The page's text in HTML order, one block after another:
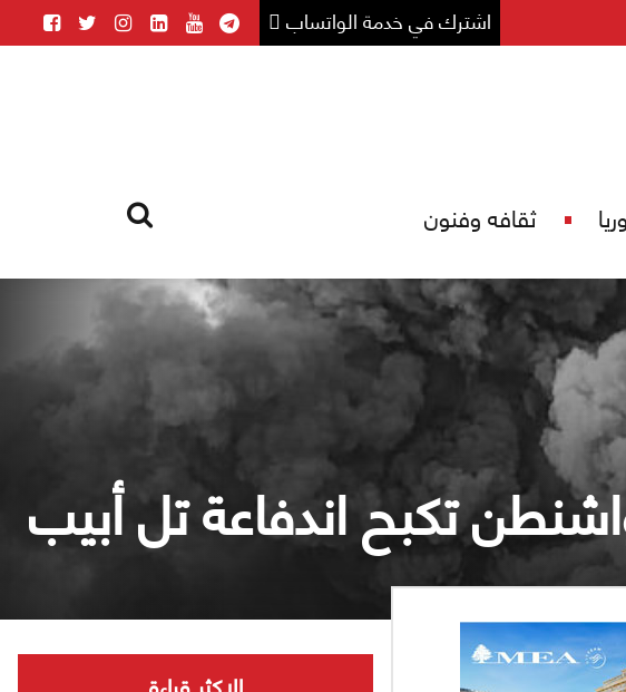
اشترك في خدمة الواتساب
ثقافه وفنون
تكبح اندفاعة تل أبيب